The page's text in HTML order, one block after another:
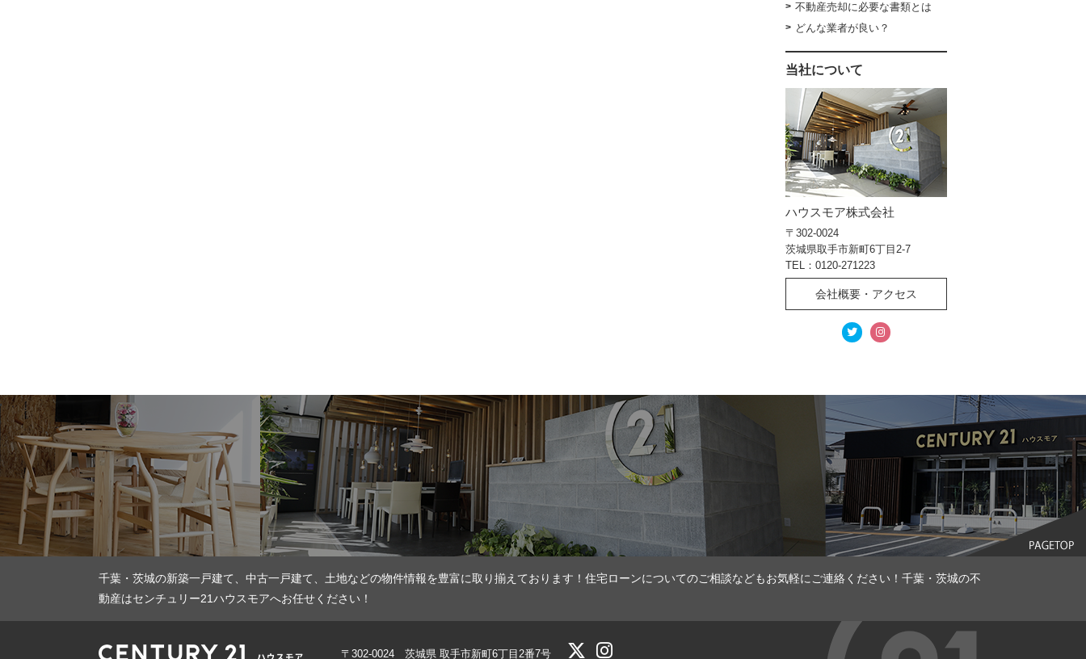
不動産売却に必要な書類とは
どんな業者が良い？
当社について
ハウスモア株式会社
〒302-0024
茨城県取手市新町6丁目2-7
TEL：0120-271223
会社概要・アクセス
千葉・茨城の新築一戸建て、中古一戸建て、土地などの物件情報を豊富に取り揃えております！住宅ローンについてのご相談などもお気軽にご連絡ください！千葉・茨城の不
動産はセンチュリー21ハウスモアへお任せください！
〒302-0024 茨城県 取手市新町6丁目2番7号